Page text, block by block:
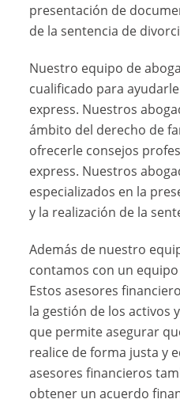
presentación de
de la sentencia de
Nuestro equipo de
cualificado para
express. Nuestros
ámbito del derecho de
ofrecerle consejos
express. Nuestros
especializados en la
y la realización de la
Además de nuestro
contamos con un
Estos asesores
la gestión de los activos
que permite asegurar
realice de forma justa y
asesores financieros
obtener un acuerdo